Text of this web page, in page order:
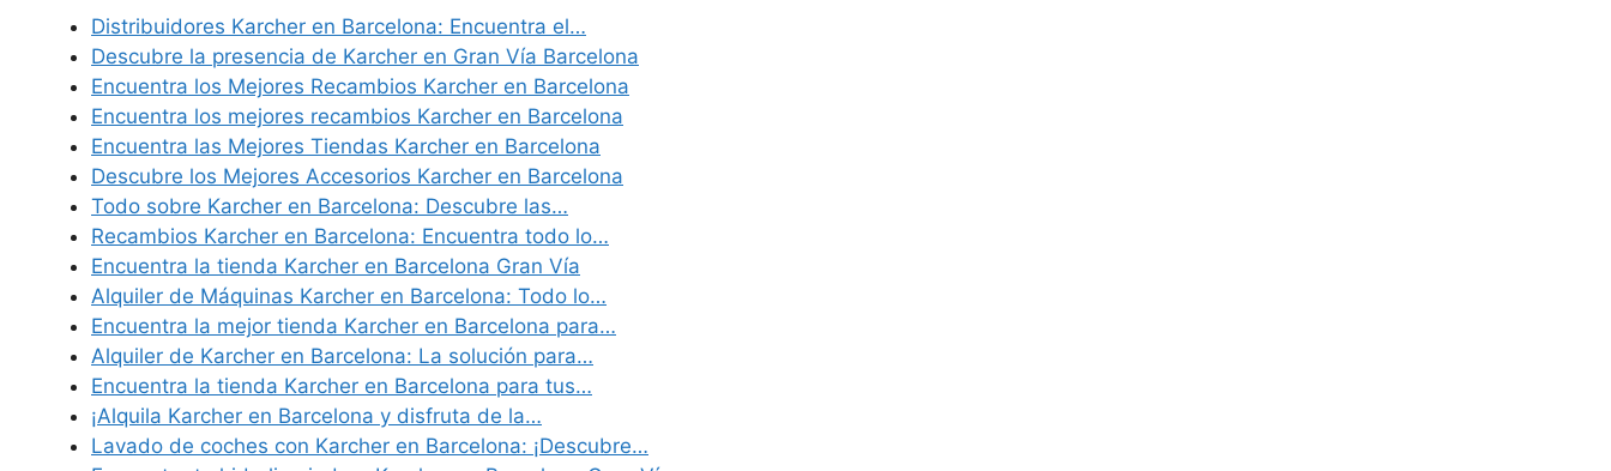
Distribuidores Karcher en Barcelona: Encuentra el…
Descubre la presencia de Karcher en Gran Vía Barcelona
Encuentra los Mejores Recambios Karcher en Barcelona
Encuentra los mejores recambios Karcher en Barcelona
Encuentra las Mejores Tiendas Karcher en Barcelona
Descubre los Mejores Accesorios Karcher en Barcelona
Todo sobre Karcher en Barcelona: Descubre las…
Recambios Karcher en Barcelona: Encuentra todo lo…
Encuentra la tienda Karcher en Barcelona Gran Vía
Alquiler de Máquinas Karcher en Barcelona: Todo lo…
Encuentra la mejor tienda Karcher en Barcelona para…
Alquiler de Karcher en Barcelona: La solución para…
Encuentra la tienda Karcher en Barcelona para tus…
¡Alquila Karcher en Barcelona y disfruta de la…
Lavado de coches con Karcher en Barcelona: ¡Descubre…